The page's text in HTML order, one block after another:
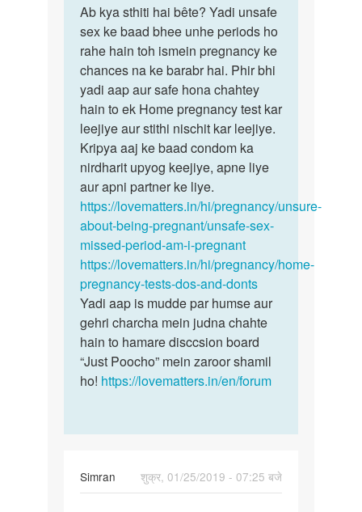
to
blood
niklne
se
pregnant…
by
अज्ञात
Ab
kya
sthiti
hai
bête?
Yadi…
Ab kya sthiti hai bête? Yadi unsafe
sex ke baad bhee unhe periods ho
rahe hain toh ismein pregnancy ke
chances na ke barabr hai. Phir bhi
yadi aap aur safe hona chahtey
hain to ek Home pregnancy test kar
leejiye aur stithi nischit kar leejiye.
Kripya aaj ke baad condom ka
nirdharit upyog keejiye, apne liye
aur apni partner ke liye.
https://lovematters.in/hi/pregnancy/unsure-
about-being-pregnant/unsafe-sex-
missed-period-am-i-pregnant
https://lovematters.in/hi/pregnancy/home-
pregnancy-tests-dos-and-donts
Yadi aap is mudde par humse aur
gehri charcha mein judna chahte
hain to hamare disccsion board
“Just Poocho” mein zaroor shamil
ho! https://lovematters.in/en/forum
Simran
शुक्र, 01/25/2019 - 07:25 बजे